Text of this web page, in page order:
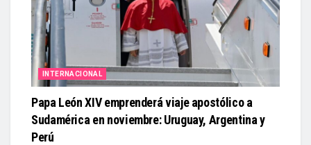
INTERNACIONAL
Papa León XIV emprenderá viaje apostólico a
Sudamérica en noviembre: Uruguay, Argentina y
Perú